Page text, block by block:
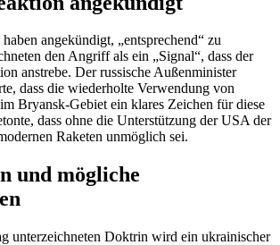
angekündigt, „entsprechend“ zu
den Angriff als ein „Signal“, dass der
anstrebe. Der russische Außenminister
dass die wiederholte Verwendung von
Bryansk-Gebiet ein klares Zeichen für diese
dass ohne die Unterstützung der USA der
Raketen unmöglich sei.
und mögliche
unterzeichneten Doktrin wird ein ukrainischer